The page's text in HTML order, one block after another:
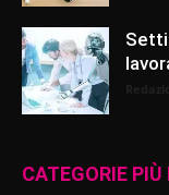
CATEGORIE